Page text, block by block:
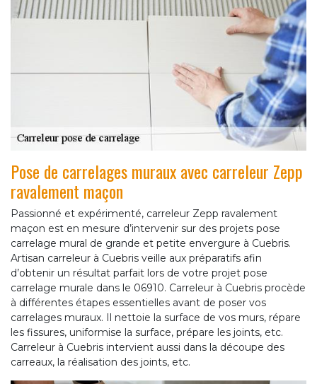
Pose de carrelages muraux avec carreleur Zepp
ravalement maçon
Passionné et expérimenté, carreleur Zepp ravalement
maçon est en mesure d’intervenir sur des projets pose
carrelage mural de grande et petite envergure à Cuebris.
Artisan carreleur à Cuebris veille aux préparatifs afin
d’obtenir un résultat parfait lors de votre projet pose
carrelage murale dans le 06910. Carreleur à Cuebris procède
à différentes étapes essentielles avant de poser vos
carrelages muraux. Il nettoie la surface de vos murs, répare
les fissures, uniformise la surface, prépare les joints, etc.
Carreleur à Cuebris intervient aussi dans la découpe des
carreaux, la réalisation des joints, etc.